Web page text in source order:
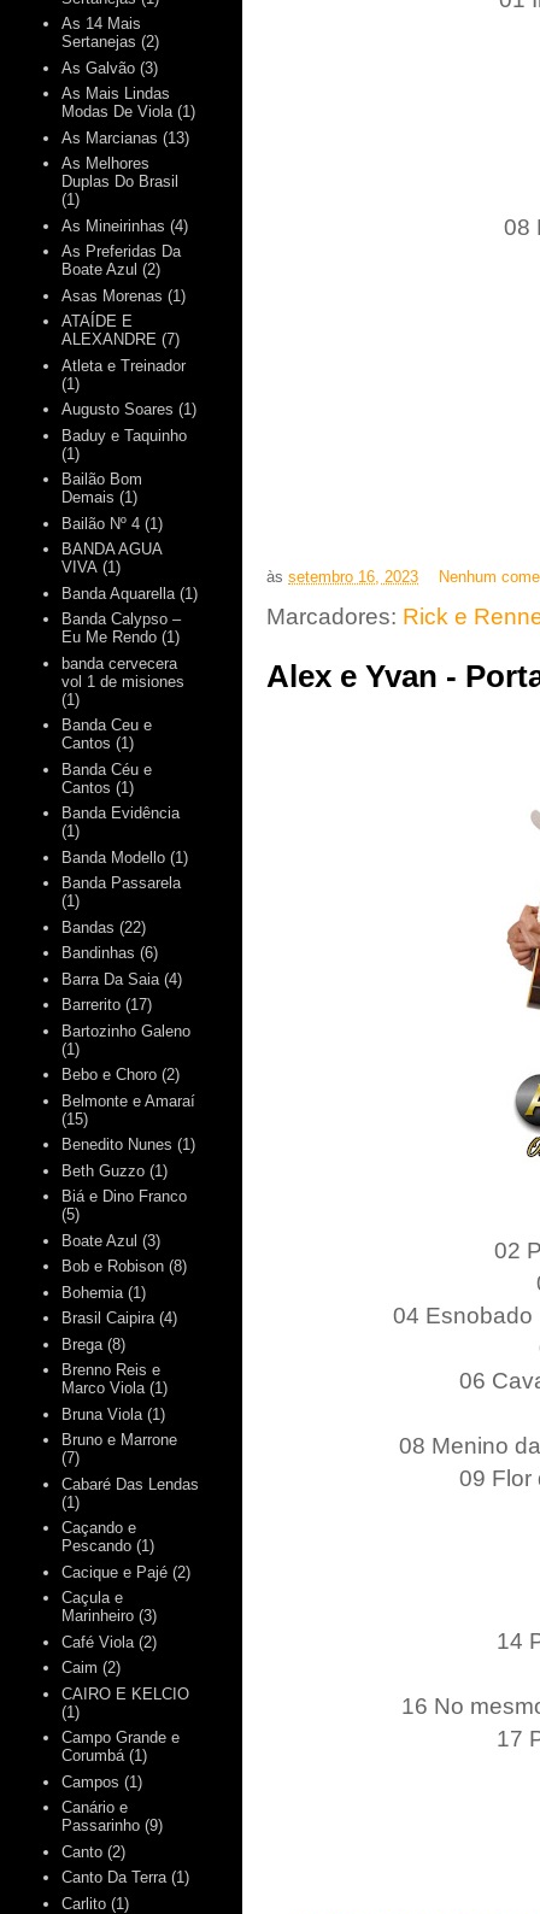
08
às setembro 16, 2023 Nenhum
Marcadores: Rick e
Alex e Yvan -
02
04 Esnobado
06
08 Menino
09 Flor
14
16 No
17
As 14 Mais
Sertanejas (2)
As Galvão (3)
As Mais Lindas
Modas De Viola (1)
As Marcianas (13)
As Melhores
Duplas Do Brasil
(1)
As Mineirinhas (4)
As Preferidas Da
Boate Azul (2)
Asas Morenas (1)
ATAÍDE E
ALEXANDRE (7)
Atleta e Treinador
(1)
Augusto Soares (1)
Baduy e Taquinho
(1)
Bailão Bom
Demais (1)
Bailão Nº 4 (1)
BANDA AGUA
VIVA (1)
Banda Aquarella (1)
Banda Calypso –
Eu Me Rendo (1)
banda cervecera
vol 1 de misiones
(1)
Banda Ceu e
Cantos (1)
Banda Céu e
Cantos (1)
Banda Evidência
(1)
Banda Modello (1)
Banda Passarela
(1)
Bandas (22)
Bandinhas (6)
Barra Da Saia (4)
Barrerito (17)
Bartozinho Galeno
(1)
Bebo e Choro (2)
Belmonte e Amaraí
(15)
Benedito Nunes (1)
Beth Guzzo (1)
Biá e Dino Franco
(5)
Boate Azul (3)
Bob e Robison (8)
Bohemia (1)
Brasil Caipira (4)
Brega (8)
Brenno Reis e
Marco Viola (1)
Bruna Viola (1)
Bruno e Marrone
(7)
Cabaré Das Lendas
(1)
Caçando e
Pescando (1)
Cacique e Pajé (2)
Caçula e
Marinheiro (3)
Café Viola (2)
Caim (2)
CAIRO E KELCIO
(1)
Campo Grande e
Corumbá (1)
Campos (1)
Canário e
Passarinho (9)
Canto (2)
Canto Da Terra (1)
Carlito (1)